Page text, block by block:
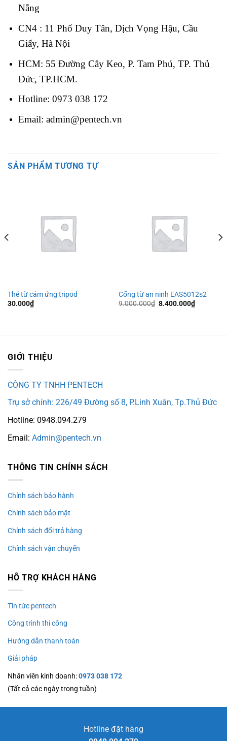
Nẵng
CN4 : 11 Phố Duy Tân, Dịch Vọng Hậu, Cầu
Giấy, Hà Nội
HCM: 55 Đường Cây Keo, P. Tam Phú, TP. Thủ
Đức, TP.HCM.
Hotline: 0973 038 172
Email: admin@pentech.vn
SẢN PHẨM TƯƠNG TỰ
Thẻ từ cảm ứng tripod
30.000₫
Cổng từ an ninh EAS5012s2
9.000.000₫ Giá
8.400.000₫Giá
hiện
GIỚI THIỆU
CÔNG TY TNHH PENTECH
Trụ sở chính: 226/49 Đường số 8, P.Linh Xuân, Tp.Thủ Đức
Hotline: 0948.094.279
Email: Admin@pentech.vn
THÔNG TIN CHÍNH SÁCH
Chính sách bảo hành
Chính sách bảo mật
Chính sách đổi trả hàng
Chính sách vận chuyển
HỖ TRỢ KHÁCH HÀNG
Tin tức pentech
Công trình thi công
Hướng dẫn thanh toán
Giải pháp
Nhân viên kinh doanh:0973 038 172
(Tất cả các ngày trong tuần)
Hotline đặt hàng